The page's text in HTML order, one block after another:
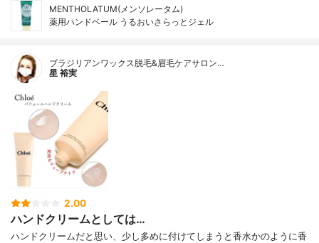
MENTHOLATUM(メンソレータム)
薬用ハンドベール うるおいさらっとジェル
ブラジリアンワックス脱毛&眉毛ケアサロン…
星 裕実
2.00
ハンドクリームとしては…
ハンドクリームだと思い、少し多めに付けてしまうと香水かのように香